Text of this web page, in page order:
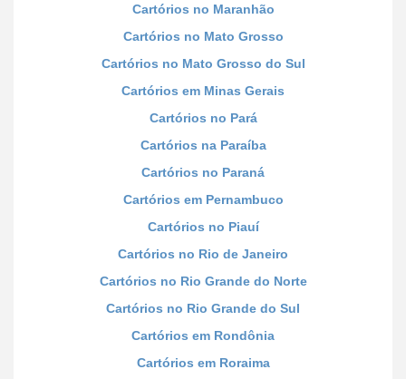
Cartórios no Maranhão
Cartórios no Mato Grosso
Cartórios no Mato Grosso do Sul
Cartórios em Minas Gerais
Cartórios no Pará
Cartórios na Paraíba
Cartórios no Paraná
Cartórios em Pernambuco
Cartórios no Piauí
Cartórios no Rio de Janeiro
Cartórios no Rio Grande do Norte
Cartórios no Rio Grande do Sul
Cartórios em Rondônia
Cartórios em Roraima